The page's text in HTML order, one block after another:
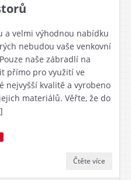
a velmi výhodnou nabídku
nebudou vaše venkovní
naše zábradlí na
přímo pro využití ve
nejvyšší kvalitě a vyrobeno
materiálů. Věřte, že do
Čtěte více